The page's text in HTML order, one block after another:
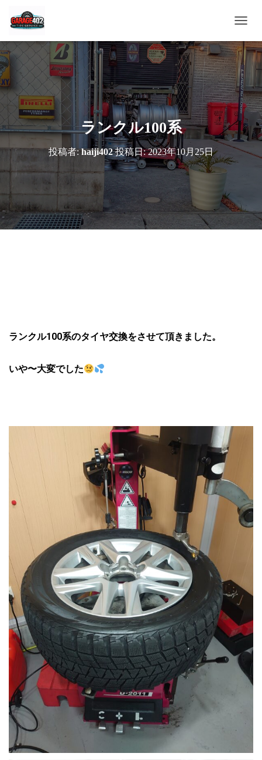
ビ
ゲ
ー
シ
ョ
ン
を
切
り
替
え
ランクル100系
投稿者:haiji402投稿日:2023年10月25日
ランクル100系のタイヤ交換をさせて頂きました。
いや〜大変でした